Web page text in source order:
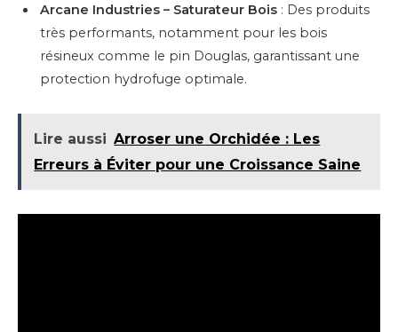
Arcane Industries – Saturateur Bois : Des produits
très performants, notamment pour les bois
résineux comme le pin Douglas, garantissant une
protection hydrofuge optimale.
Lire aussi Arroser une Orchidée : Les
Erreurs à Éviter pour une Croissance Saine